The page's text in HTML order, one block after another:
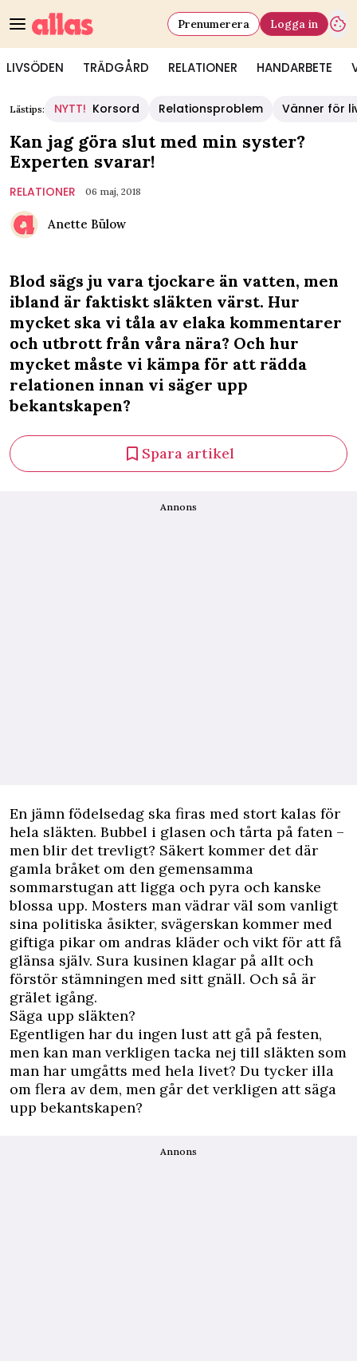
LIVSÖDEN TRÄDGÅRD RELATIONER HANDARBETE
Prenumerera Logga in
Lästips: NYTT! Korsord Relationsproblem Vänner för
Kan jag göra slut med min syster?
Experten svarar!
RELATIONER 06 maj, 2018
Anette Bülow
Blod sägs ju vara tjockare än vatten, men
ibland är faktiskt släkten värst. Hur
mycket ska vi tåla av elaka kommentarer
och utbrott från våra nära? Och hur
mycket måste vi kämpa för att rädda
relationen innan vi säger upp
bekantskapen?
Spara artikel
Annons
En jämn födelsedag ska firas med stort kalas för
hela släkten. Bubbel i glasen och tårta på faten –
men blir det trevligt? Säkert kommer det där
gamla bråket om den gemensamma
sommarstugan att ligga och pyra och kanske
blossa upp. Mosters man vädrar väl som vanligt
sina politiska åsikter, svägerskan kommer med
giftiga pikar om andras kläder och vikt för att få
glänsa själv. Sura kusinen klagar på allt och
förstör stämningen med sitt gnäll. Och så är
grälet igång.
Säga upp släkten?
Egentligen har du ingen lust att gå på festen,
men kan man verkligen tacka nej till släkten som
man har umgåtts med hela livet? Du tycker illa
om flera av dem, men går det verkligen att säga
upp bekantskapen?
Annons